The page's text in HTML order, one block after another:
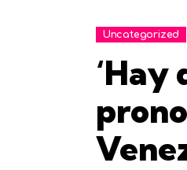
Uncategorized
‘Hay